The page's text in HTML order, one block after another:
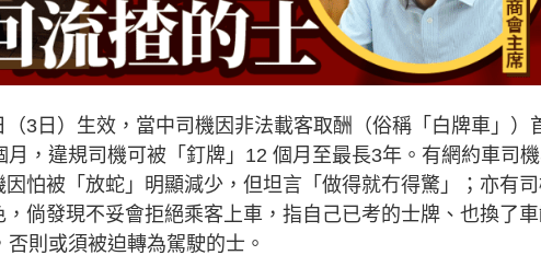
3日）生效，當中司機因非法載客取酬（俗稱「白牌車」）
，違規司機可被「釘牌」12 個月至最長3年。有網約車司
怕被「放蛇」明顯減少，但坦言「做得就冇得驚」；亦有
倘發現不妥會拒絕乘客上車，指自己已考的士牌、也換了
則或須被迫轉為駕駛的士。